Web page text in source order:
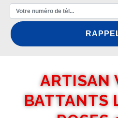
ARTISAN
BATTANTS